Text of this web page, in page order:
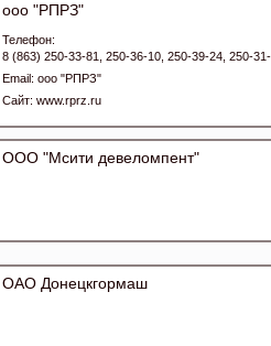
ооо "РПРЗ"
Телефон:
8 (863) 250-33-81, 250-36-10, 250-39-24, 250-
Email: ооо "РПРЗ"
Сайт: www.rprz.ru
ООО "Мсити девеломпент"
ОАО Донецкгормаш